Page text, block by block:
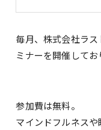
毎月、株式会社ラ
ミナーを開催してお
参加費は無料。
マインドフルネス